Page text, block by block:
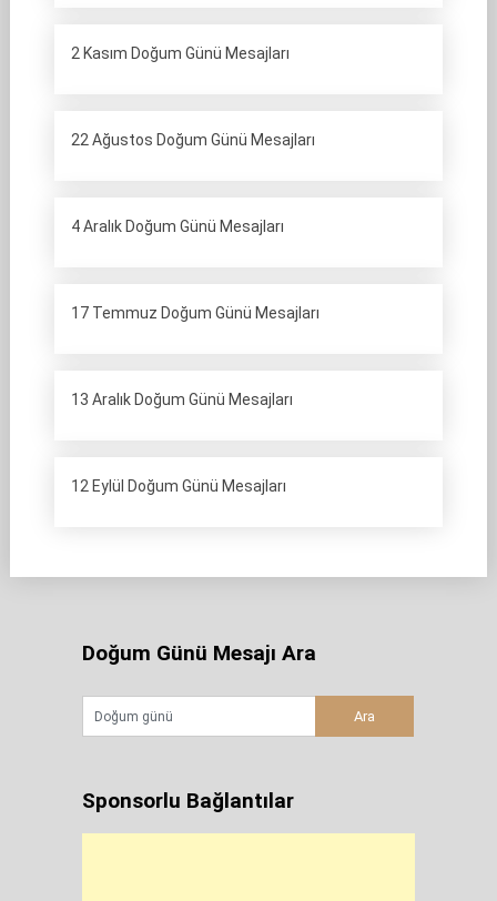
2 Kasım Doğum Günü Mesajları
22 Ağustos Doğum Günü Mesajları
4 Aralık Doğum Günü Mesajları
17 Temmuz Doğum Günü Mesajları
13 Aralık Doğum Günü Mesajları
12 Eylül Doğum Günü Mesajları
Doğum Günü Mesajı Ara
Sponsorlu Bağlantılar